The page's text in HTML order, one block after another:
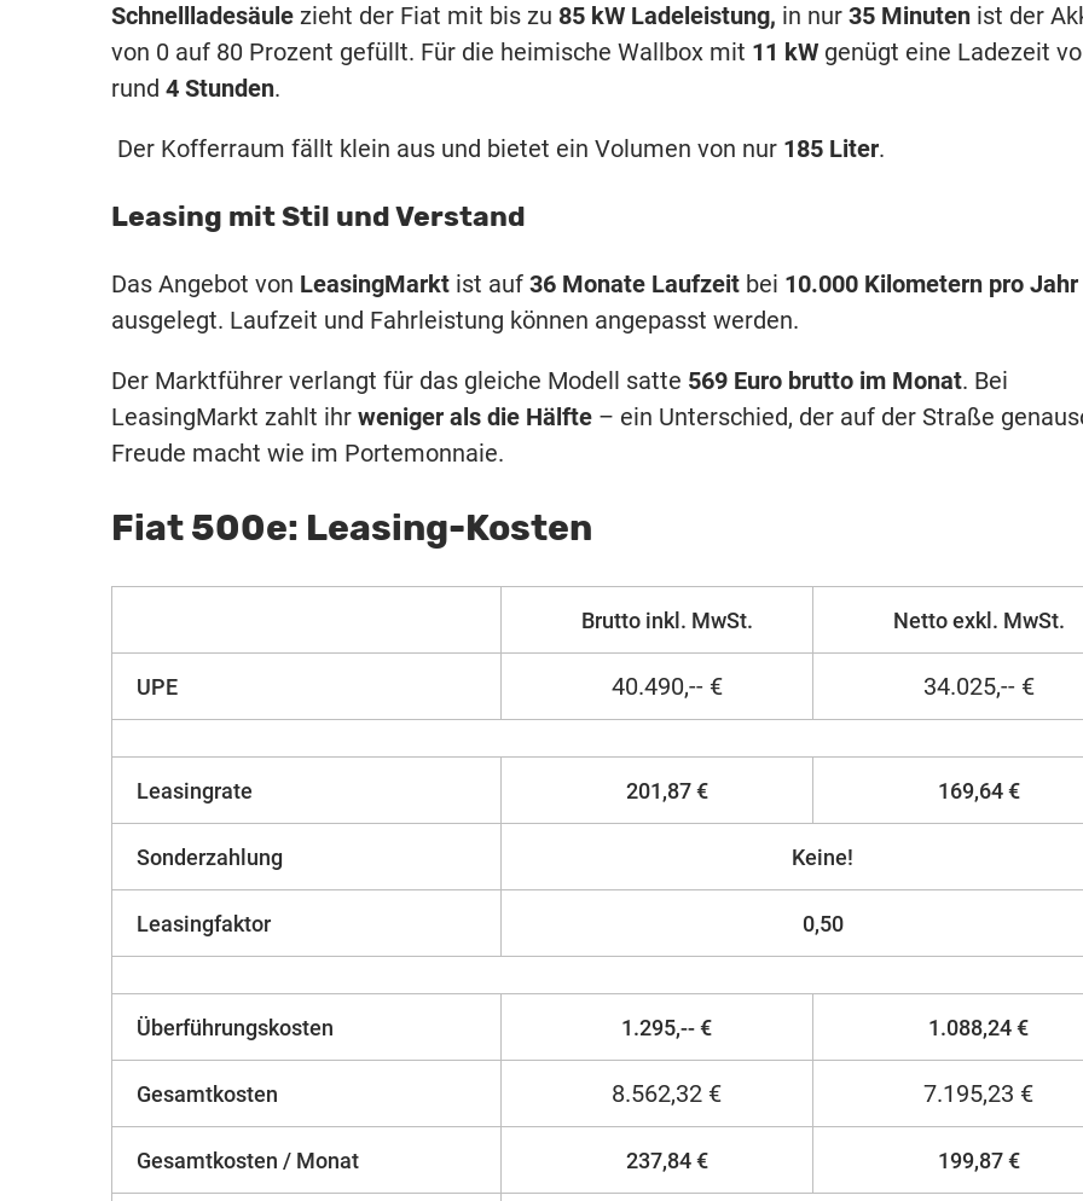
Schnellladesäule zieht der Fiat mit bis zu 85 kW Ladeleistung, in nur 35 Minuten ist der
von 0 auf 80 Prozent gefüllt. Für die heimische Wallbox mit 11 kW genügt eine Ladezeit
rund 4 Stunden.
Der Kofferraum fällt klein aus und bietet ein Volumen von nur 185 Liter.
Leasing mit Stil und Verstand
Das Angebot von LeasingMarkt ist auf 36 Monate Laufzeit bei 10.000 Kilometern pro Jahr
ausgelegt. Laufzeit und Fahrleistung können angepasst werden.
Der Marktführer verlangt für das gleiche Modell satte 569 Euro brutto im Monat. Bei
LeasingMarkt zahlt ihr weniger als die Hälfte – ein Unterschied, der auf der Straße
Freude macht wie im Portemonnaie.
Fiat 500e: Leasing-Kosten
Brutto inkl. MwSt. Netto exkl. MwSt.
UPE 40.490,-- € 34.025,-- €
Leasingrate 201,87 € 169,64 €
Sonderzahlung Keine!
Leasingfaktor 0,50
Überführungskosten 1.295,-- € 1.088,24 €
Gesamtkosten 8.562,32 € 7.195,23 €
Gesamtkosten / Monat 237,84 € 199,87 €